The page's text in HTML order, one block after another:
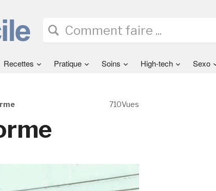
Recettes Pratique Soins High-tech Sexo
710Vues